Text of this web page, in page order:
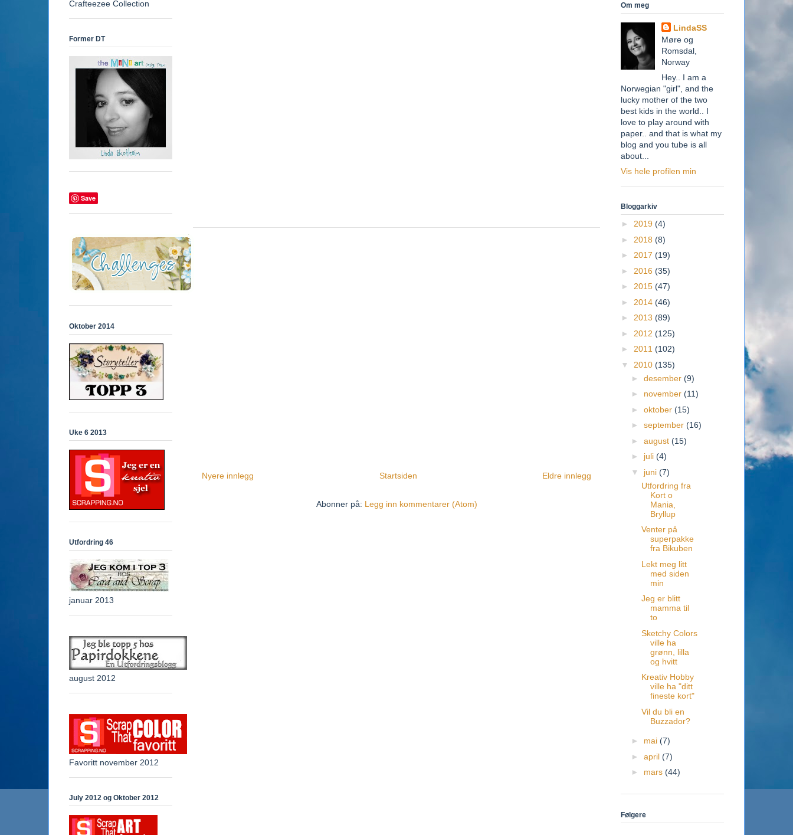
Nyere innlegg Eldre innlegg
Startsiden
Abonner på: Legg inn kommentarer (Atom)
Crafteezee Collection
Former DT
Save
Oktober 2014
Uke 6 2013
Utfordring 46
januar 2013
august 2012
Favoritt november 2012
July 2012 og Oktober 2012
Om meg
LindaSS
Møre og
Romsdal,
Norway
Hey.. I am a
Norwegian "girl", and the
lucky mother of the two
best kids in the world.. I
love to play around with
paper.. and that is what my
blog and you tube is all
about...
Vis hele profilen min
Bloggarkiv
► 2019 (4)
► 2018 (8)
► 2017 (19)
► 2016 (35)
► 2015 (47)
► 2014 (46)
► 2013 (89)
► 2012 (125)
► 2011 (102)
▼ 2010 (135)
► desember (9)
► november (11)
► oktober (15)
► september (16)
► august (15)
► juli (4)
▼ juni (7)
Utfordring fra
Kort o
Mania,
Bryllup
Venter på
superpakke
fra Bikuben
Lekt meg litt
med siden
min
Jeg er blitt
mamma til
to
Sketchy Colors
ville ha
grønn, lilla
og hvitt
Kreativ Hobby
ville ha "ditt
fineste kort"
Vil du bli en
Buzzador?
► mai (7)
► april (7)
► mars (44)
Følgere